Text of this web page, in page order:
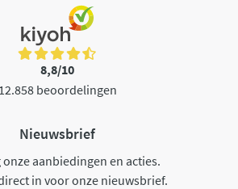
8,8/10
12.858 beoordelingen
Nieuwsbrief
aanbiedingen en acties.
in voor onze nieuwsbrief.